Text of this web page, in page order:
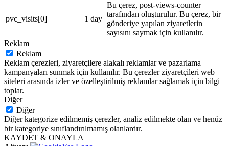
pvc_visits[0] 1 day
Bu çerez, post-views-counter
tarafından oluşturulur. Bu çerez, bir
gönderiye yapılan ziyaretlerin
sayısını saymak için kullanılır.
Reklam
Reklam
Reklam çerezleri, ziyaretçilere alakalı reklamlar ve pazarlama
kampanyaları sunmak için kullanılır. Bu çerezler ziyaretçileri web
siteleri arasında izler ve özelleştirilmiş reklamlar sağlamak için bilgi
toplar.
Diğer
Diğer
Diğer kategorize edilmemiş çerezler, analiz edilmekte olan ve henüz
bir kategoriye sınıflandırılmamış olanlardır.
KAYDET & ONAYLA